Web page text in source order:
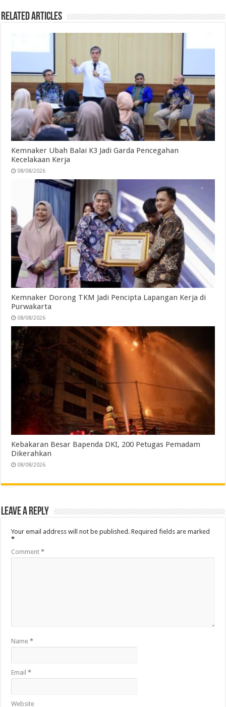
Related Articles
Kemnaker Ubah Balai K3 Jadi Garda Pencegahan
Kecelakaan Kerja
08/08/2026
Kemnaker Dorong TKM Jadi Pencipta Lapangan Kerja di
Purwakarta
08/08/2026
Kebakaran Besar Bapenda DKI, 200 Petugas Pemadam
Dikerahkan
08/08/2026
Leave a Reply
Your email address will not be published. Required fields are marked
*
Comment*
Name*
Email*
Website